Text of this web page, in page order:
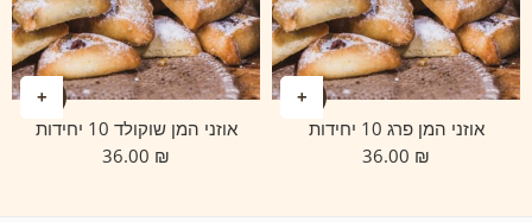
אוזני המן פרג 10 יחידות
₪
אוזני המן שוקולד 10 יחידות
₪